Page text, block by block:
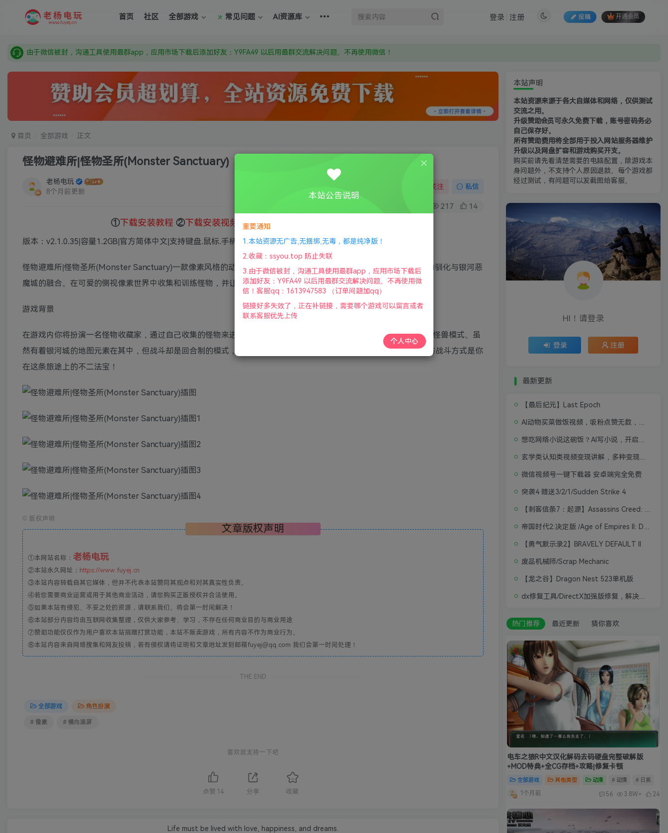
首页 社区 全部游戏 常见问题 AI资源库 投稿 开通会员
登录 注册
本站资源来自网络搜集，如有侵权，请联系删除：fuyej@qq.com 附上证书和内容链接
需要什么游戏请联系客服，若链接失效请联系客服，百度网盘边上的激活码也是解压密码
首页 全部游戏 正文
怪物避难所|怪物圣所(Monster Sanctuary)
老杨电玩
8个月前更新
关注 私信
217 14
①下载安装教程 ②下载安装视频教程 ③
版本：v2.1.0.35|容量1.2GB|官方简体中文|支持键盘.鼠标.手柄|赠多项修改器|2023年05月10号更新
怪物避难所|怪物圣所(Monster Sanctuary)一款像素风格的动作冒险游戏，游戏也带有很大比重的策略游戏成分。怪物驯化与银河恶
魔城的融合。在可爱的侧视像素世界中收集和训练怪物，并让其为你作战。快来下载体验一番吧！
游戏背景
在游戏内你将扮演一名怪物收藏家，通过自己收集的怪物来进行战斗、探索，战斗模式是传统的遇怪-战斗-捕获新品类怪兽模式。虽
然有着银河城的地图元素在其中，但战斗却是回合制的模式，给人不伦不类的感觉？总之，找到不同怪物的属性克制与战斗方式是你
在这条旅途上的不二法宝！
© 版权声明
文章版权声明
①本网站名称： 老杨电玩
②本站永久网址： https://www.fuyej.cn
③本站内容转载自其它媒体，但并不代表本站赞同其观点和对其真实性负责。
④若您需要商业运营或用于其他商业活动，请您购买正版授权并合法使用。
⑤如果本站有侵犯、不妥之处的资源，请联系我们。将会第一时间解决！
⑥本站部分内容均由互联网收集整理，仅供大家参考、学习，不存在任何商业目的与商业用途
⑦赞助功能仅仅作为用户喜欢本站捐赠打赏功能，本站不贩卖游戏，所有内容不作为商业行为。
⑧本站内容来自网络搜集和网友投稿，若有侵权请将证明和文章地址发到邮箱fuyej@qq.com 我们会第一时间处理！
THE END
全部游戏 角色扮演
# 像素 # 横向滚屏
喜欢就支持一下吧
点赞 14 分享 收藏
Life must be lived with love, happiness, and dreams.
本站声明
本站资源来源于各大自媒体和网络，仅供测试
交流之用。
升级赞助会员可永久免费下载，账号密码务必
自己保存好。
所有赞助费用将全部用于投入网站服务器维护
升级以及网盘扩容和游戏购买开支。
购买前请先看清楚需要的电脑配置，除游戏本
身问题外，不支持个人原因退款。每个游戏都
经过测试，有问题可以发截图给客服。
HI！请登录
登录 注册
最新更新
【最后纪元】Last Epoch
微信视频号一键下载器 安卓端完全免费
突袭4 赠送3/2/1/Sudden Strike 4
【勇气默示录2】BRAVELY DEFAULT II
废品机械师/Scrap Mechanic
【龙之谷】Dragon Nest 523单机版
热门推荐 最近更新 猜你喜欢
电车之狼R中文汉化解码去码硬盘完整破解版
+MOD特典+全CG存档+攻略|修复卡顿
全部游戏 其他类型 动漫 # 动漫 # 日系
1个月前 56 3.8W+ 24
本站公告说明
重要通知
1.本站资源无广告,无捆绑,无毒，都是纯净版！
2.收藏：ssyou.top 防止失联
3.由于微信被封，沟通工具使用最群app，应用市场下载后
添加好友：Y9FA49 以后用最群交流解决问题。不再使用微
信！客服qq：1613947583 （订单问题加qq）
链接好多失效了，正在补链接，需要哪个游戏可以留言或者
联系客服优先上传
个人中心